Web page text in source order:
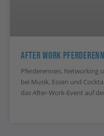
After Work
Pferderennen, Networking
bei Musik, Essen und
das After-Work-Event auf